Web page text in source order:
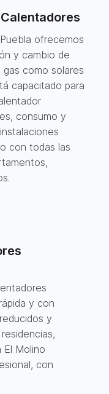
ofrecemos
y cambio de
como solares
capacitado para
consumo y
con todas las
y con
y
Molino
con